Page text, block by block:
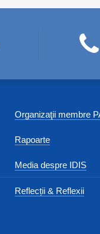
Organizaţii membre
Rapoarte
Media despre IDIS
Reflecții & Reflexii